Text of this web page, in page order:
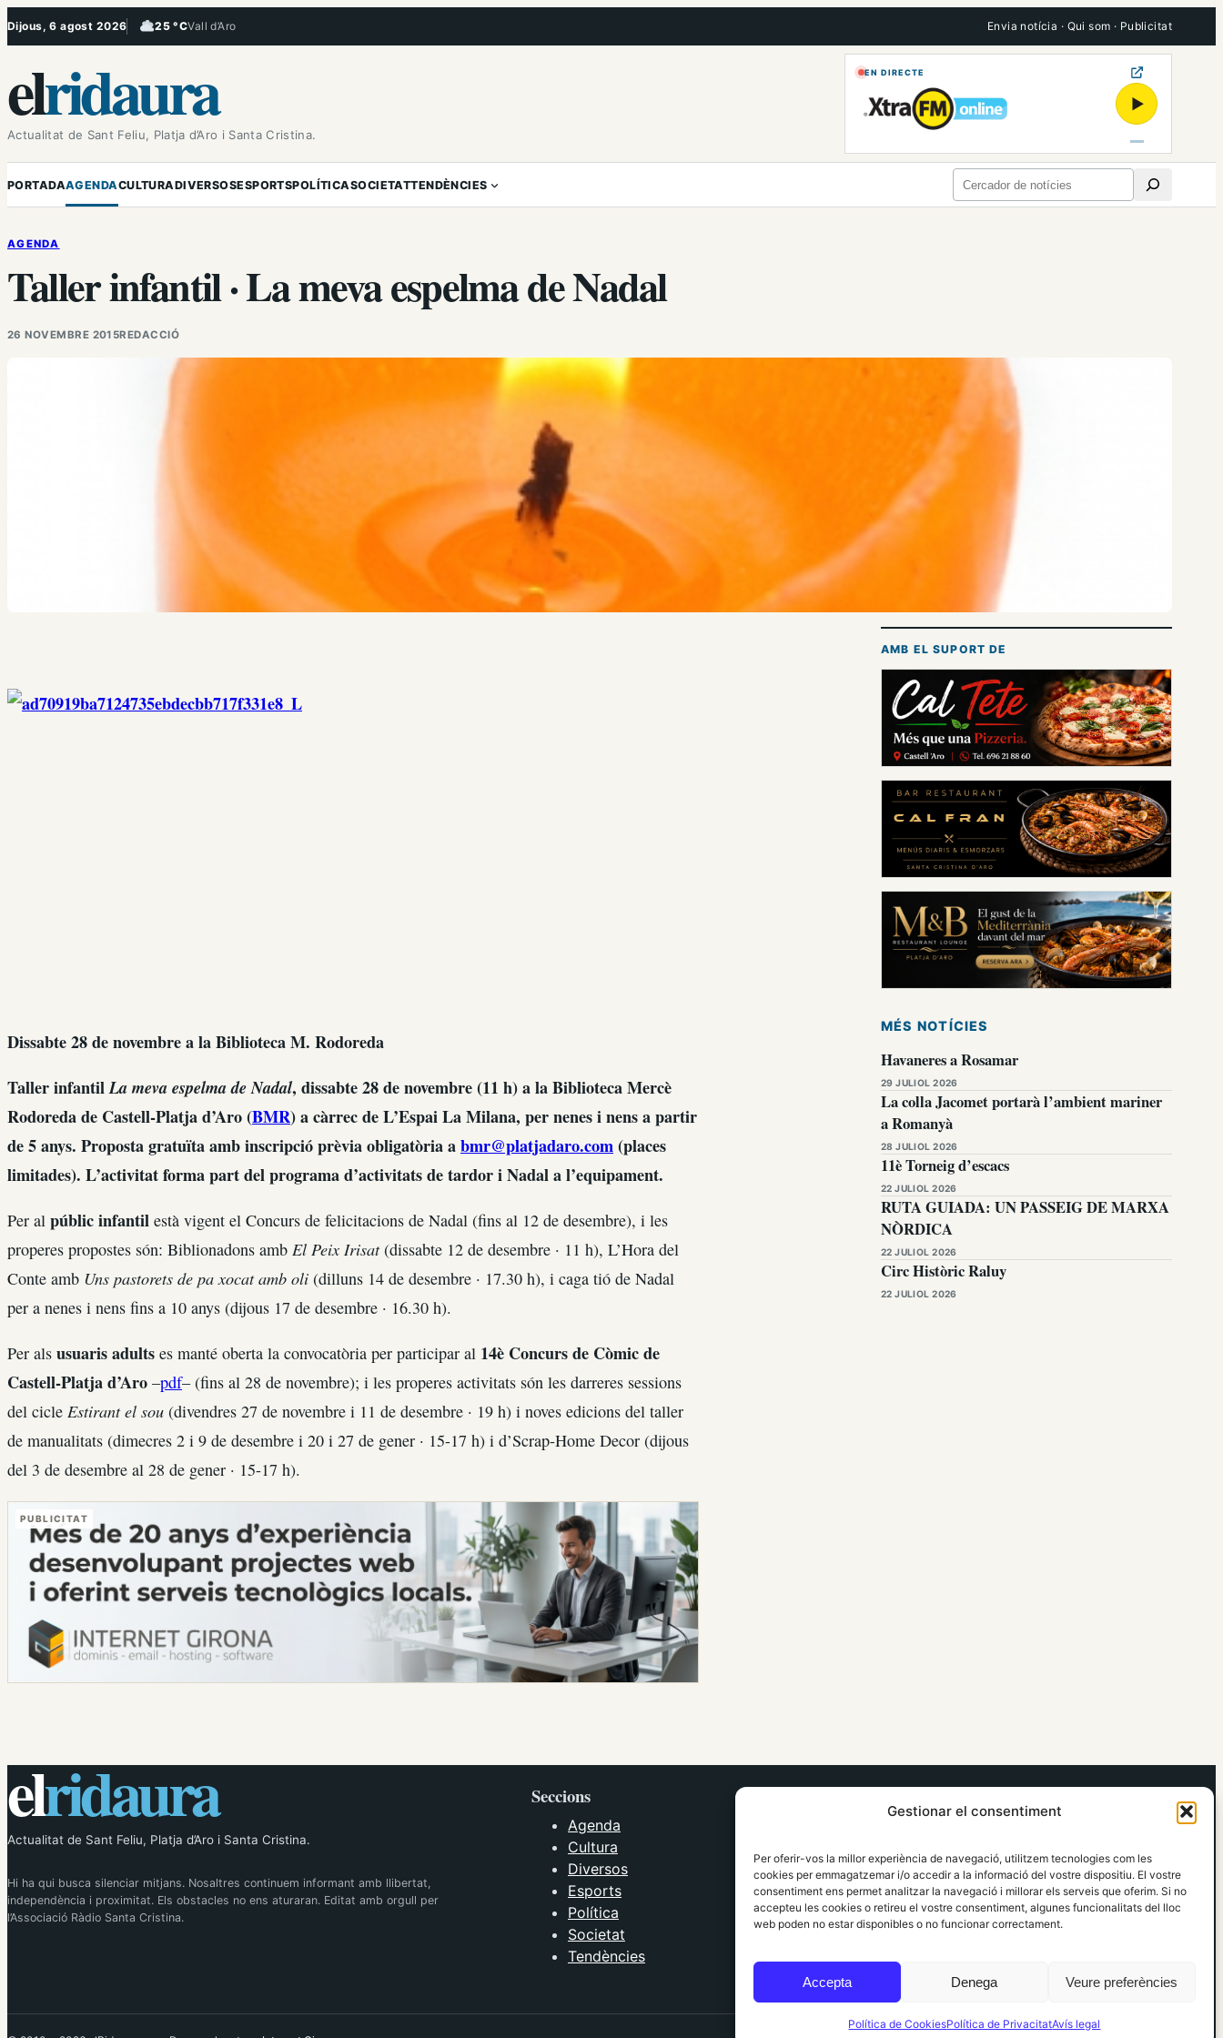
Gestionar el consentiment
Per oferir-vos la millor experiència de navegació, utilitzem tecnologies com les
cookies per emmagatzemar i/o accedir a la informació del vostre dispositiu. El vostre
consentiment ens permet analitzar la navegació i millorar els serveis que oferim. Si no
accepteu les cookies o retireu el vostre consentiment, algunes funcionalitats del lloc
web poden no estar disponibles o no funcionar correctament.
Accepta Denega Veure preferències
Política de CookiesPolítica de PrivacitatAvís legal
Vés
Dijous, 6 agost 2026 25 °CVall d’Aro
, Ennuvolat Envia notícia · Qui som · Publicitat
elridaura
Actualitat de Sant Feliu, Platja d’Aro i Santa Cristina.
EN DIRECTE
▶
PORTADAAGENDACULTURADIVERSOSESPORTSPOLÍTICASOCIETATTENDÈNCIES Cerca
AGENDA
Taller infantil · La meva espelma de Nadal
26 NOVEMBRE 2015REDACCIÓ
Dissabte 28 de novembre a la Biblioteca M. Rodoreda
Taller infantilLa meva espelma de Nadal, dissabte 28 de novembre (11 h) a la Biblioteca Mercè
Rodoreda de Castell-Platja d’Aro (BMR) a càrrec de L’Espai La Milana, per nenes i nens a partir
de 5 anys. Proposta gratuïta amb inscripció prèvia obligatòria abmr@platjadaro.com(places
limitades). L’activitat forma part del programa d’activitats de tardor i Nadal a l’equipament.
Per al públic infantil està vigent el Concurs de felicitacions de Nadal (fins al 12 de desembre), i les
properes propostes són: Biblionadons amb El Peix Irisat(dissabte 12 de desembre · 11 h), L’Hora del
Conte amb Uns pastorets de pa xocat amb oli (dilluns 14 de desembre · 17.30 h), i caga tió de Nadal
per a nenes i nens fins a 10 anys (dijous 17 de desembre · 16.30 h).
Per als usuaris adults es manté oberta la convocatòria per participar al 14è Concurs de Còmic de
Castell-Platja d’Aro –pdf– (fins al 28 de novembre); i les properes activitats són les darreres sessions
del cicle Estirant el sou (divendres 27 de novembre i 11 de desembre · 19 h) i noves edicions del taller
de manualitats (dimecres 2 i 9 de desembre i 20 i 27 de gener · 15-17 h) i d’Scrap-Home Decor (dijous
del 3 de desembre al 28 de gener · 15-17 h).
PUBLICITAT
AMB EL SUPORT DE
MÉS NOTÍCIES
Havaneres a Rosamar
29 JULIOL 2026
La colla Jacomet portarà l’ambient mariner
a Romanyà
28 JULIOL 2026
11è Torneig d’escacs
22 JULIOL 2026
RUTA GUIADA: UN PASSEIG DE MARXA
NÒRDICA
22 JULIOL 2026
Circ Històric Raluy
22 JULIOL 2026
elridaura
Actualitat de Sant Feliu, Platja d’Aro i Santa Cristina.
Hi ha qui busca silenciar mitjans. Nosaltres continuem informant amb llibertat,
independència i proximitat. Els obstacles no ens aturaran. Editat amb orgull per
l’Associació Ràdio Santa Cristina.
Seccions
Agenda
Cultura
Diversos
Esports
Política
Societat
Tendències
elRidaura.com
Política de Cookies
Política Editorial